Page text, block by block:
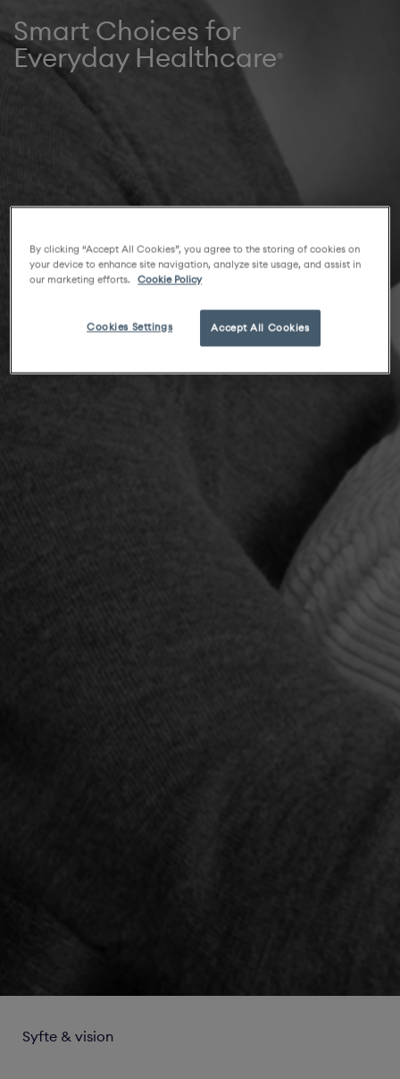
Smart Choices for
Everyday Healthcare®
Syfte & vision
By clicking “Accept All Cookies”, you agree to the storing of cookies on
your device to enhance site navigation, analyze site usage, and assist in
our marketing efforts.
Cookie Policy
Accept All Cookies
Cookies Settings